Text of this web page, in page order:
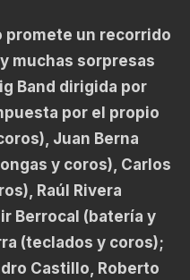
promete un recorrido
muchas sorpresas
Band dirigida por
por el propio
Juan Berna
y coros), Carlos
Raúl Rivera
Berrocal (batería y
(teclados y coros);
Castillo, Roberto